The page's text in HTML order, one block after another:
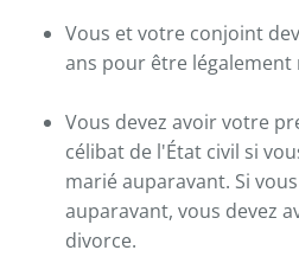
Vous et votre conjoint
ans pour être légalement
Vous devez avoir votre
célibat de l'État civil si
marié auparavant. Si
auparavant, vous devez
divorce.